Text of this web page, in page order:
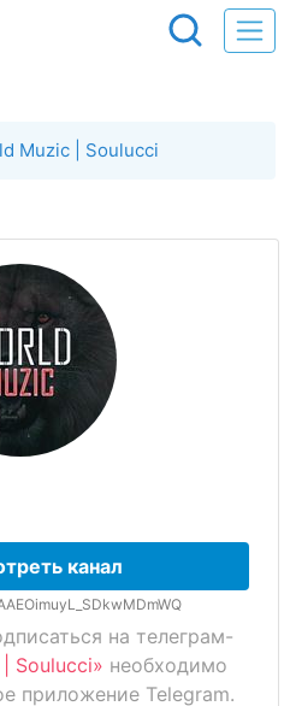
Muzic | Soulucci
канал
на телеграм-
Soulucci» необходимо
приложение Telegram.